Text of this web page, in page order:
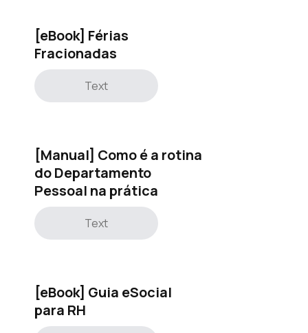
[eBook] Férias
Fracionadas
Text
[Manual] Como é a rotina
do Departamento
Pessoal na prática
Text
[eBook] Guia eSocial
para RH